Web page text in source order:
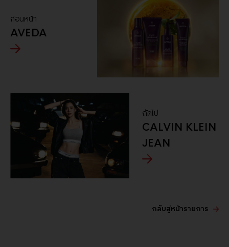
ก่อนหน้า
AVEDA
ถัดไป
CALVIN KLEIN
JEAN
กลับสู่หน้ารายการ